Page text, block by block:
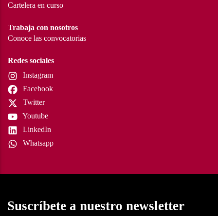
Cartelera en curso
Trabaja con nosotros
Conoce las convocatorias
Redes sociales
Instagram
Facebook
Twitter
Youtube
LinkedIn
Whatsapp
Suscríbete a nuestro newsletter